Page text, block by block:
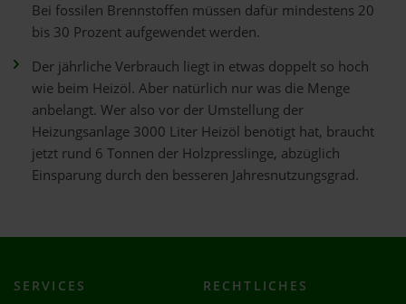
Bei fossilen Brennstoffen müssen dafür mindestens 20
bis 30 Prozent aufgewendet werden.
Der jährliche Verbrauch liegt in etwas doppelt so hoch
wie beim Heizöl. Aber natürlich nur was die Menge
anbelangt. Wer also vor der Umstellung der
Heizungsanlage 3000 Liter Heizöl benötigt hat, braucht
jetzt rund 6 Tonnen der Holzpresslinge, abzüglich
Einsparung durch den besseren Jahresnutzungsgrad.
SERVICES RECHTLICHES